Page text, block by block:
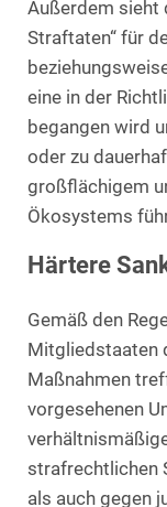
Außerdem sieht
Straftaten“ für
eine in der
begangen wird
oder zu
großflächigem
Ökosystems
Härtere
Gemäß den
Mitgliedstaaten
Maßnahmen
vorgesehenen
strafrechtlichen
als auch gegen